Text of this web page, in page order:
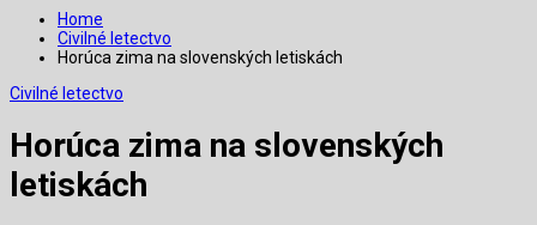
Home
Civilné letectvo
Horúca zima na slovenských letiskách
Civilné letectvo
Horúca zima na slovenských
letiskách